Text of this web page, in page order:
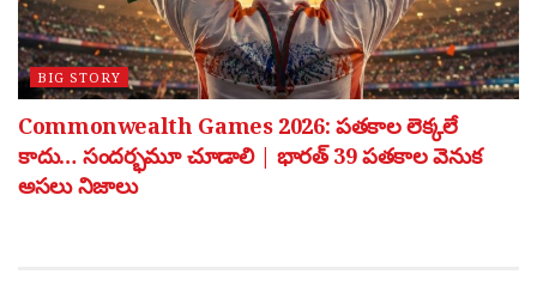
BIG STORY
Commonwealth Games 2026: పతకాల లెక్కలే
కాదు… సందర్భమూ చూడాలి | భారత్ 39 పతకాల వెనుక
అసలు నిజాలు